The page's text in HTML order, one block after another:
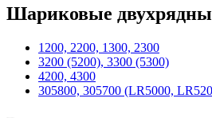
Шариковые
1200, 2200, 1300, 2300
3200 (5200), 3300 (5300)
4200, 4300
305800, 305700 (LR5000,